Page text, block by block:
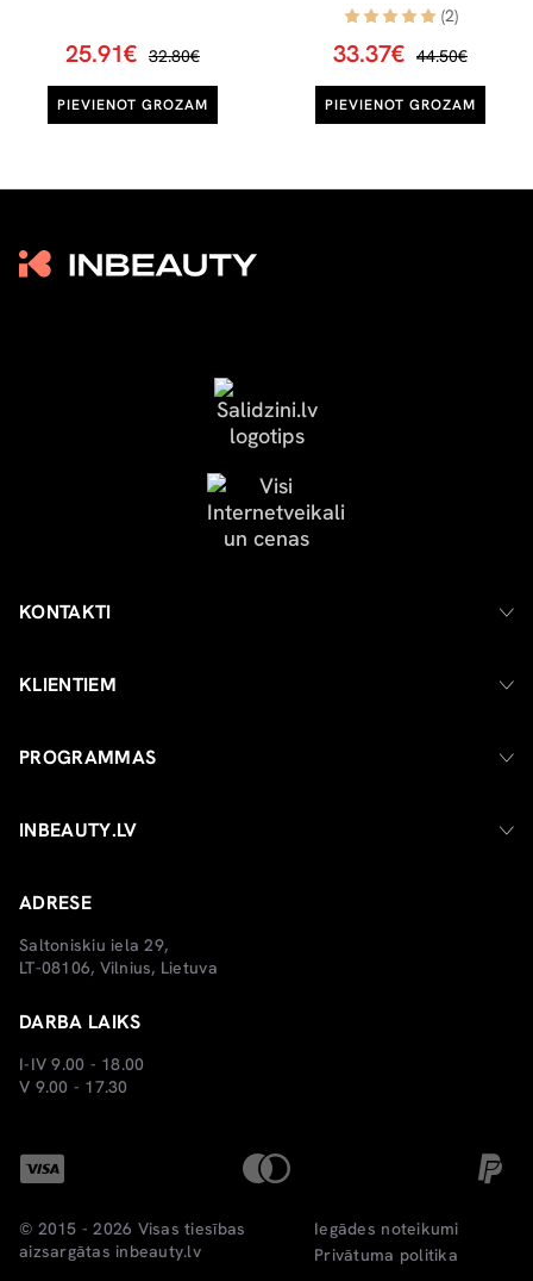
25.91€ 32.80€
PIEVIENOT GROZAM
(2)
33.37€ 44.50€
PIEVIENOT GROZAM
KONTAKTI
KLIENTIEM
PROGRAMMAS
INBEAUTY.LV
ADRESE
Saltoniskiu iela 29,
LT-08106, Vilnius, Lietuva
DARBA LAIKS
I-IV 9.00 - 18.00
V 9.00 - 17.30
© 2015 - 2026 Visas tiesības
aizsargātas inbeauty.lv
Iegādes noteikumi
Privātuma politika